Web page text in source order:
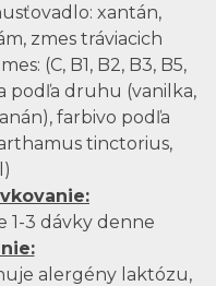
xantán,
zmes tráviacich
(C, B1, B2, B3, B5,
podľa druhu (vanilka,
farbivo podľa
tinctorius,
1-3 dávky denne
alergény laktózu,